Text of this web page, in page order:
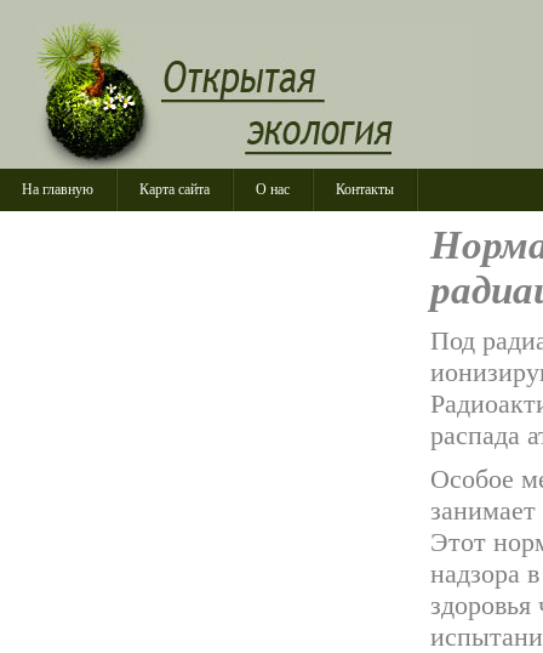
На главную Карта сайта О нас Контакты
Под
распада
Особое
Этот
надзора